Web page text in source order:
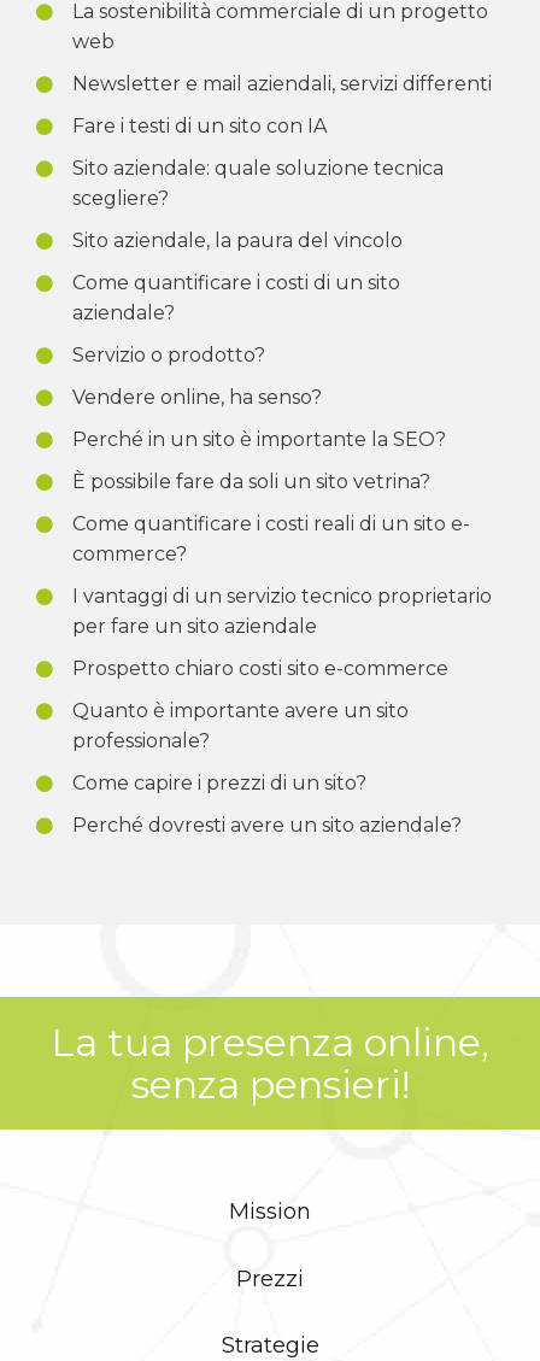
La sostenibilità commerciale di un progetto
web
Newsletter e mail aziendali, servizi differenti
Fare i testi di un sito con IA
Sito aziendale: quale soluzione tecnica
scegliere?
Sito aziendale, la paura del vincolo
Come quantificare i costi di un sito
aziendale?
Servizio o prodotto?
Vendere online, ha senso?
Perché in un sito è importante la SEO?
È possibile fare da soli un sito vetrina?
Come quantificare i costi reali di un sito e-
commerce?
I vantaggi di un servizio tecnico proprietario
per fare un sito aziendale
Prospetto chiaro costi sito e-commerce
Quanto è importante avere un sito
professionale?
Come capire i prezzi di un sito?
Perché dovresti avere un sito aziendale?
La tua presenza online,
senza pensieri!
Mission
Prezzi
Strategie